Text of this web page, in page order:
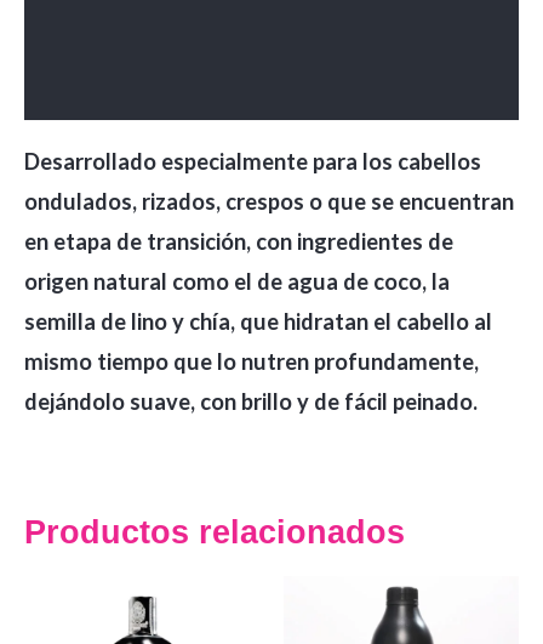
Desarrollado especialmente para los cabellos
ondulados, rizados, crespos o que se encuentran
en etapa de transición, con ingredientes de
origen natural como el de agua de coco, la
semilla de lino y chía, que hidratan el cabello al
mismo tiempo que lo nutren profundamente,
dejándolo suave, con brillo y de fácil peinado.
Productos relacionados